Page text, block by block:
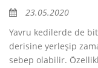
23.05.2020
Yavru kedilerde de
derisine yerleşip
sebep olabilir.